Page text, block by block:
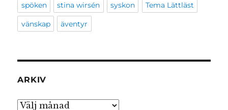
spöken stina wirsén syskon Tema Lättläst
vänskap äventyr
ARKIV
Arkiv